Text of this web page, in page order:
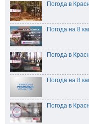
Погода в
Погода на 8
Погода в
Погода на 8
Погода в